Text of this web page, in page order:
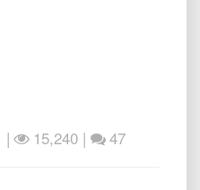
| 15,240 | 47